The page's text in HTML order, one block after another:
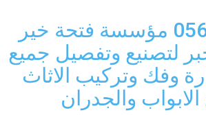
0563791367 مؤسسة فتحة خير
لتصنيع وتفصيل جميع
وفك وتركيب الاثاث
والجدران